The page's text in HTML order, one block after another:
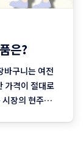
은?
바구니는 여전
가격이 절대로
장의 현주소